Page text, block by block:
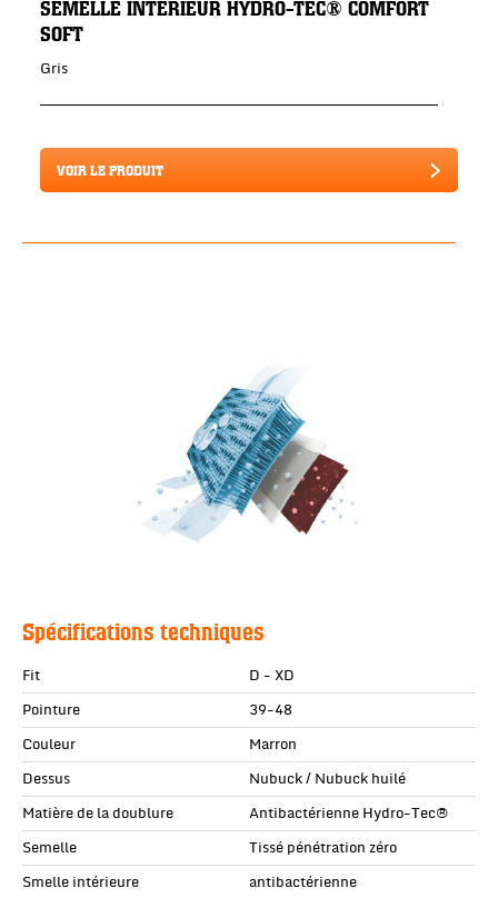
SEMELLE INTÉRIEUR HYDRO-TEC® COMFORT
SOFT
Gris
VOIR LE PRODUIT
Spécifications techniques
Fit
D - XD
Pointure
39-48
Couleur
Marron
Dessus
Nubuck / Nubuck huilé
Matière de la doublure
Antibactérienne Hydro-Tec®
Semelle
Tissé pénétration zéro
Smelle intérieure
antibactérienne